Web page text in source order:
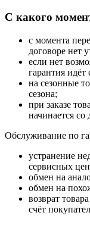
С какого
с момента
договоре нет
если нет
гарантия идёт
на сезонные
сезона;
при заказе
начинается со
Обслуживание по
устранение
сервисных
обмен на
обмен на
возврат
счёт